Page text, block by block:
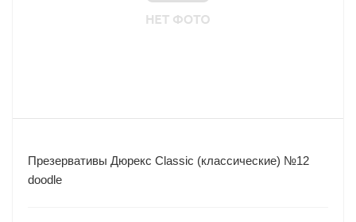
Презервативы Дюрекс Classic (классические) №12
doodle